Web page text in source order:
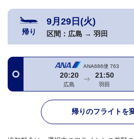
帰り
9月29日(火)
区間： 広島 → 羽田
ANA686便 763
20:20
広島
21:50
羽田
帰りのフライトを